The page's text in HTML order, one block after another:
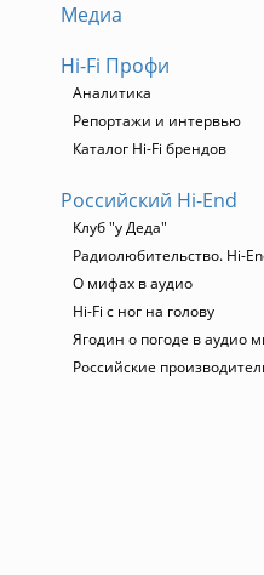
Медиа
Hi-Fi Профи
Аналитика
Репортажи и интервью
Каталог Hi-Fi брендов
Российский Hi-End
Клуб "у Деда"
Радиолюбительство. Hi-
О мифах в аудио
Hi-Fi с ног на голову
Ягодин о погоде в аудио
Российские